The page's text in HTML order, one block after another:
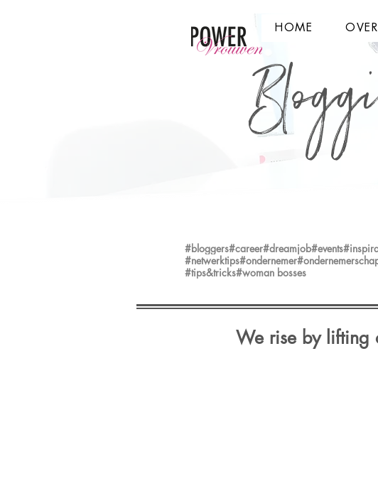
HOME
#bloggers#career#dreamjob#events
#netwerktips#ondernemer
#tips&tricks#woman bosses
We rise by lifting